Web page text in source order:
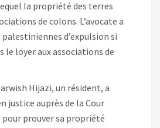
la propriété des terres
de colons. L’avocate a
d’expulsion si
le loyer aux associations de
Hijazi, un résident, a
justice auprès de la Cour
prouver sa propriété